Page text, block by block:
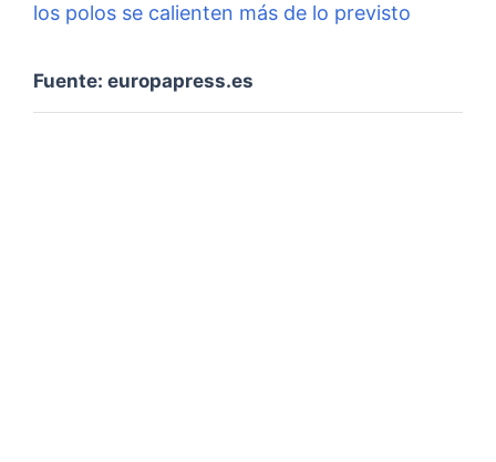
los polos se calienten más de lo previsto
Fuente: europapress.es